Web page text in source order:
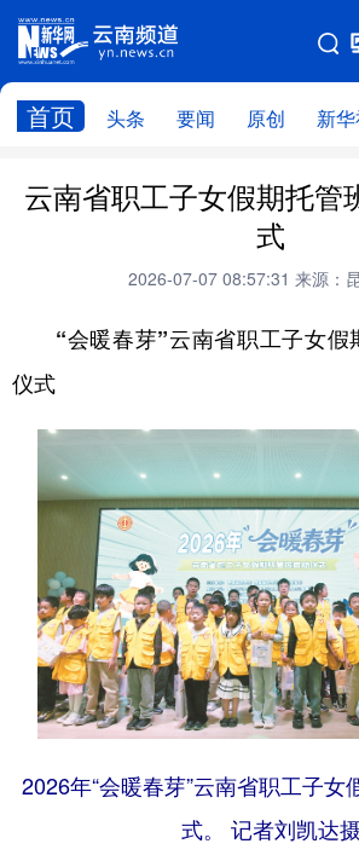
首页 头条 要闻 原创 新
网站地图
头条 云南要闻
政务
云南省领导报道集
州市
社会
经济 服务
云南青年说 趣看文物
云南省职工子女假期托管
式
2026-07-07 08:57:31 来源：
“会暖春芽”云南省职工子女
仪式
2026年“会暖春芽”云南省职工子女
式。 记者刘凯达